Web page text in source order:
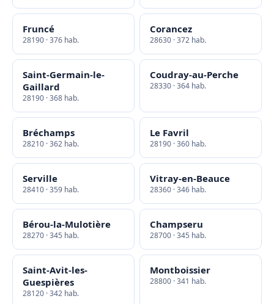
Fruncé
28190 · 376 hab.
Corancez
28630 · 372 hab.
Saint-Germain-le-
Gaillard
28190 · 368 hab.
Coudray-au-Perche
28330 · 364 hab.
Bréchamps
28210 · 362 hab.
Le Favril
28190 · 360 hab.
Serville
28410 · 359 hab.
Vitray-en-Beauce
28360 · 346 hab.
Bérou-la-Mulotière
28270 · 345 hab.
Champseru
28700 · 345 hab.
Saint-Avit-les-
Guespières
28120 · 342 hab.
Montboissier
28800 · 341 hab.